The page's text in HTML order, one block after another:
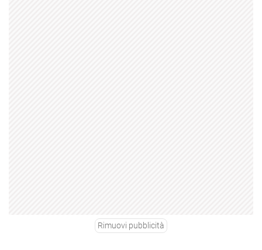
Rimuovi pubblicità